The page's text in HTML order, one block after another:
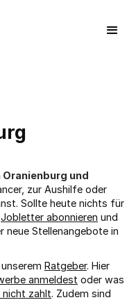
Oranienburg und
zur Aushilfe oder
Sollte heute nichts für
Jobletter abonnieren und
neue Stellenangebote in
Ratgeber. Hier
anmeldest oder was
zahlt. Zudem sind